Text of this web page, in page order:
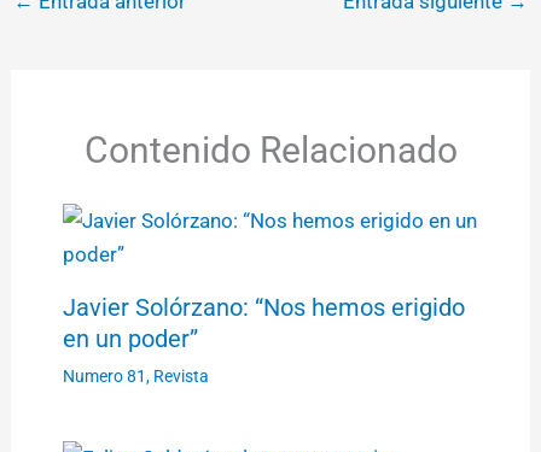
Contenido Relacionado
Javier Solórzano: “Nos hemos erigido
en un poder”
Numero 81, Revista